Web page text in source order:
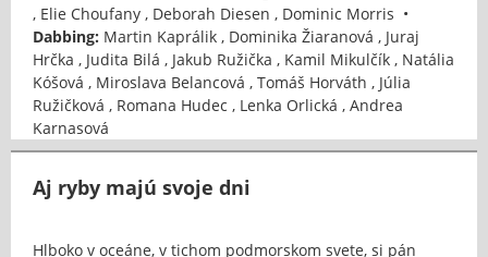
, Elie Choufany , Deborah Diesen , Dominic Morris •
Dabbing: Martin Kaprálik , Dominika Žiaranová , Juraj
Hrčka , Judita Bilá , Jakub Ružička , Kamil Mikulčík , Natália
Kóšová , Miroslava Belancová , Tomáš Horváth , Júlia
Ružičková , Romana Hudec , Lenka Orlická , Andrea
Karnasová
Aj ryby majú svoje dni
Hlboko v oceáne, v tichom podmorskom svete, si pán